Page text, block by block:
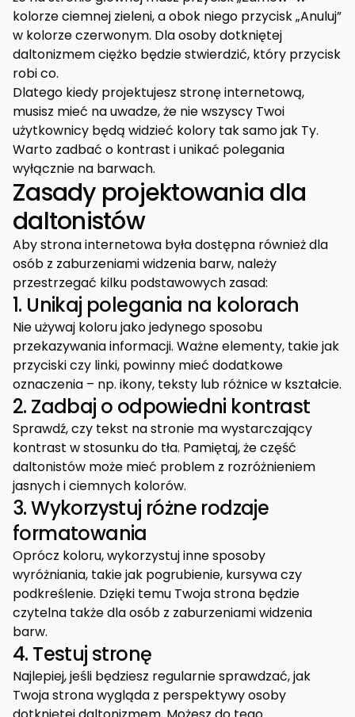
kolorze ciemnej zieleni, a obok niego przycisk „Anuluj”
w kolorze czerwonym. Dla osoby dotkniętej
daltonizmem ciężko będzie stwierdzić, który przycisk
robi co.
Dlatego kiedy projektujesz stronę internetową,
musisz mieć na uwadze, że nie wszyscy Twoi
użytkownicy będą widzieć kolory tak samo jak Ty.
Warto zadbać o kontrast i unikać polegania
wyłącznie na barwach.
Zasady projektowania dla
daltonistów
Aby strona internetowa była dostępna również dla
osób z zaburzeniami widzenia barw, należy
przestrzegać kilku podstawowych zasad:
1. Unikaj polegania na kolorach
Nie używaj koloru jako jedynego sposobu
przekazywania informacji. Ważne elementy, takie jak
przyciski czy linki, powinny mieć dodatkowe
oznaczenia – np. ikony, teksty lub różnice w kształcie.
2. Zadbaj o odpowiedni kontrast
Sprawdź, czy tekst na stronie ma wystarczający
kontrast w stosunku do tła. Pamiętaj, że część
daltonistów może mieć problem z rozróżnieniem
jasnych i ciemnych kolorów.
3. Wykorzystuj różne rodzaje
formatowania
Oprócz koloru, wykorzystuj inne sposoby
wyróżniania, takie jak pogrubienie, kursywa czy
podkreślenie. Dzięki temu Twoja strona będzie
czytelna także dla osób z zaburzeniami widzenia
barw.
4. Testuj stronę
Najlepiej, jeśli będziesz regularnie sprawdzać, jak
Twoja strona wygląda z perspektywy osoby